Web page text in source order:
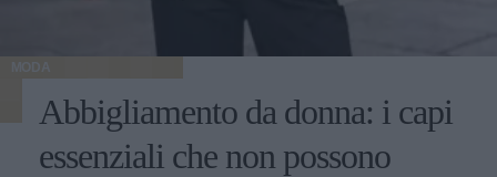
MODA
Abbigliamento da donna: i capi
essenziali che non possono